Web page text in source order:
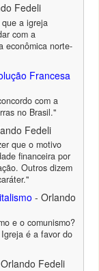
Fedeli
a igreja
com a
econômica norte-
Francesa
com a
no Brasil."
Fedeli
que o motivo
financeira por
Outros dizem
- Orlando
e o comunismo?
é a favor do
Fedeli